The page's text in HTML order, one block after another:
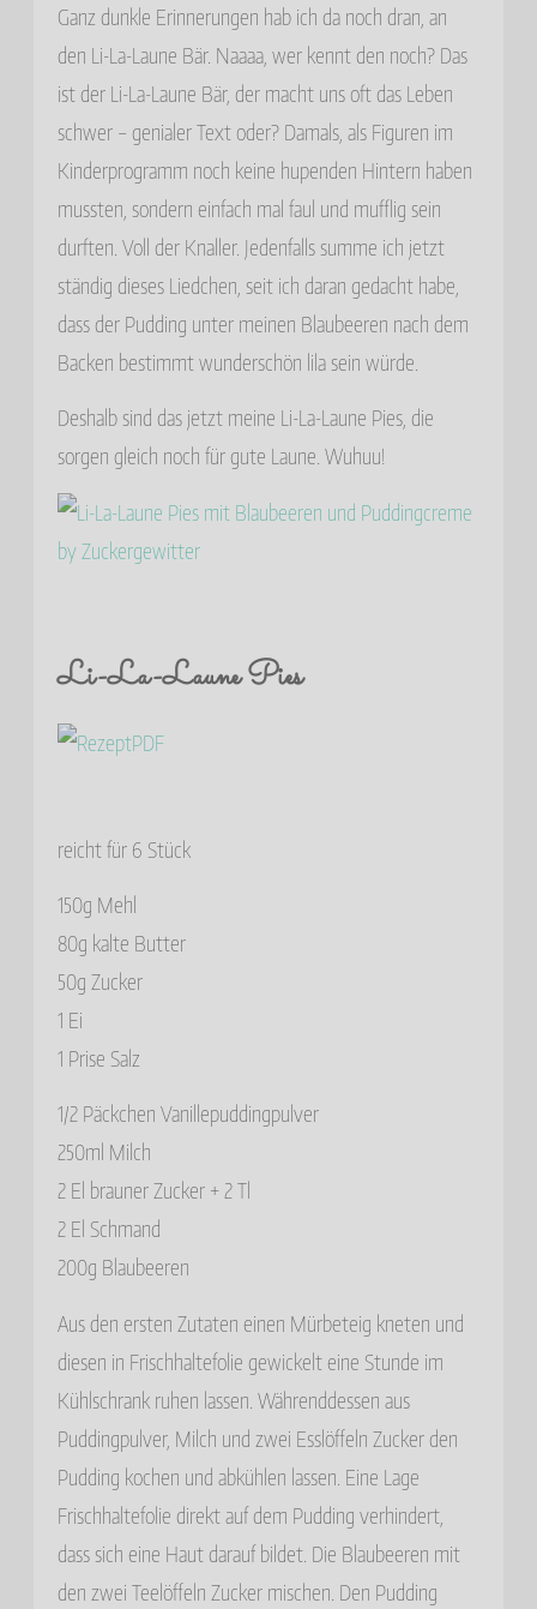
Ganz dunkle Erinnerungen hab ich da noch dran, an
den Li-La-Laune Bär. Naaaa, wer kennt den noch? Das
ist der Li-La-Laune Bär, der macht uns oft das Leben
schwer – genialer Text oder? Damals, als Figuren im
Kinderprogramm noch keine hupenden Hintern haben
mussten, sondern einfach mal faul und mufflig sein
durften. Voll der Knaller. Jedenfalls summe ich jetzt
ständig dieses Liedchen, seit ich daran gedacht habe,
dass der Pudding unter meinen Blaubeeren nach dem
Backen bestimmt wunderschön lila sein würde.
Deshalb sind das jetzt meine Li-La-Laune Pies, die
sorgen gleich noch für gute Laune. Wuhuu!
Li-La-Laune Pies
reicht für 6 Stück
150g Mehl
80g kalte Butter
50g Zucker
1 Ei
1 Prise Salz
1/2 Päckchen Vanillepuddingpulver
250ml Milch
2 El brauner Zucker + 2 Tl
2 El Schmand
200g Blaubeeren
Aus den ersten Zutaten einen Mürbeteig kneten und
diesen in Frischhaltefolie gewickelt eine Stunde im
Kühlschrank ruhen lassen. Währenddessen aus
Puddingpulver, Milch und zwei Esslöffeln Zucker den
Pudding kochen und abkühlen lassen. Eine Lage
Frischhaltefolie direkt auf dem Pudding verhindert,
dass sich eine Haut darauf bildet. Die Blaubeeren mit
den zwei Teelöffeln Zucker mischen. Den Pudding